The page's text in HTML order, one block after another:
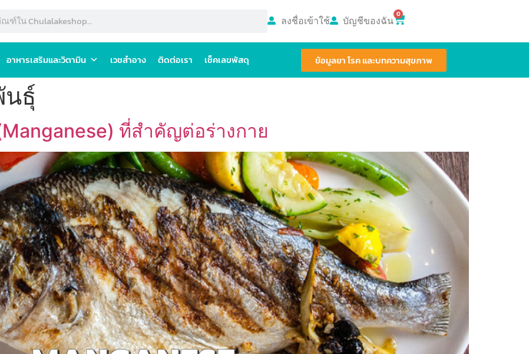
ลงชื่อเข้าใช้ บัญชีของฉัน 0
อาหารเสริมและวิตามิน เวชสำอาง ติดต่อเรา เช็คเลขพัสดุ ข้อมูลยา โรค และบทความสุขภาพ
นธุ์
ที่สำคัญต่อร่างกาย